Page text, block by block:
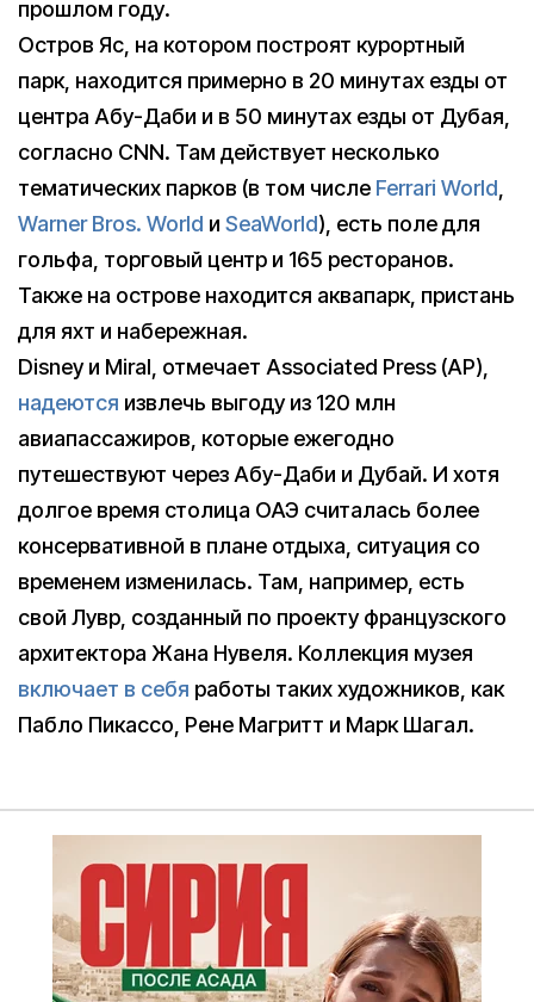
прошлом году.
Остров Яс, на котором построят курортный
парк, находится примерно в 20 минутах езды от
центра Абу-Даби и в 50 минутах езды от Дубая,
согласно CNN. Там действует несколько
тематических парков (в том числе Ferrari World,
Warner Bros. World и SeaWorld), есть поле для
гольфа, торговый центр и 165 ресторанов.
Также на острове находится аквапарк, пристань
для яхт и набережная.
Disney и Miral, отмечает Associated Press (AP),
надеются извлечь выгоду из 120 млн
авиапассажиров, которые ежегодно
путешествуют через Абу-Даби и Дубай. И хотя
долгое время столица ОАЭ считалась более
консервативной в плане отдыха, ситуация со
временем изменилась. Там, например, есть
свой Лувр, созданный по проекту французского
архитектора Жана Нувеля. Коллекция музея
включает в себя работы таких художников, как
Пабло Пикассо, Рене Магритт и Марк Шагал.